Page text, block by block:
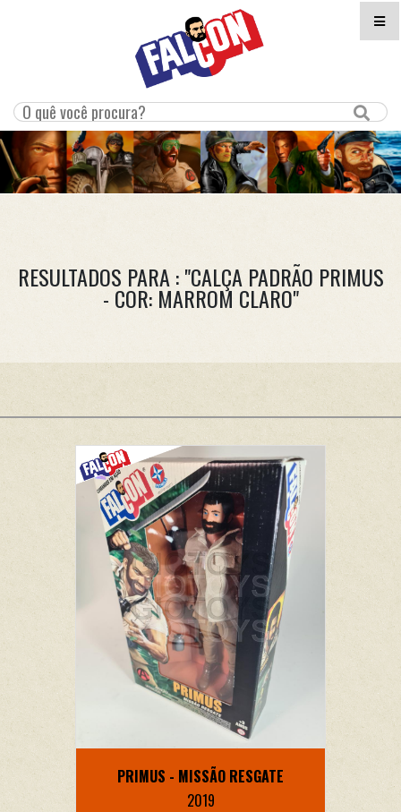
RESULTADOS PARA : "CALÇA PADRÃO PRIMUS
- COR: MARROM CLARO"
PRIMUS - MISSÃO RESGATE
2019